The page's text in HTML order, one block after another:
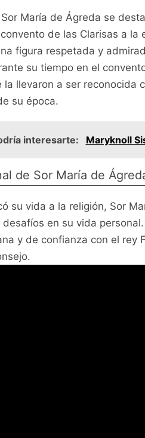
María de Ágreda se
de las Clarisas a la
figura respetada y
su tiempo en el
la llevaron a ser reconocida
su época.
interesarte: Maryknoll
de Sor María de
su vida a la religión, Sor
en su vida
y de confianza con el rey